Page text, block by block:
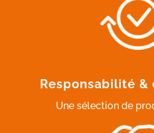
Responsabilité &
Une sélection de